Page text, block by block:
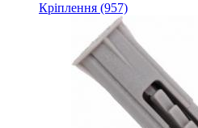
Кріплення (957)